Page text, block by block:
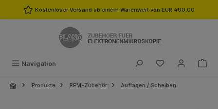
Zum Hauptinhalt springen
Kostenloser Versand ab einem Warenwert von EUR 400,00
Navigation Du hast 0
Produkte REM-Zubehör Auflagen / Scheiben